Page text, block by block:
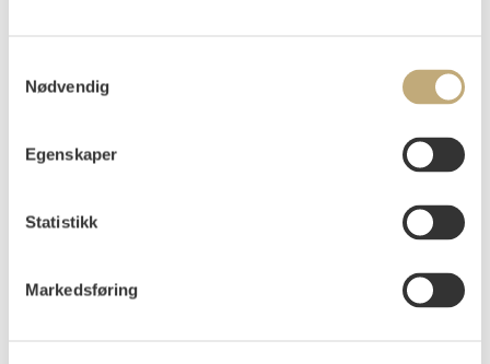
Nødvendig
Egenskaper
Statistikk
Markedsføring
Vurdering
NOK 6 000–8 000
EUR 600–800
Usolgt